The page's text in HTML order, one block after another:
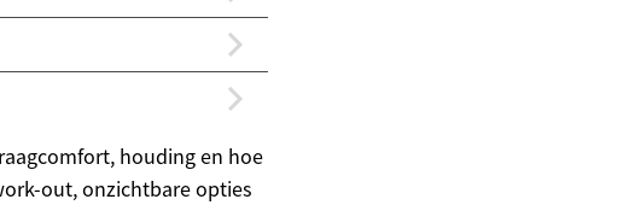
houding en hoe
out, onzichtbare opties